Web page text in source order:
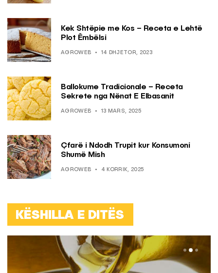
Kek Shtëpie me Kos – Receta e Lehtë
Plot Ëmbëlsi
AGROWEB 14 DHJETOR, 2023
Ballokume Tradicionale – Receta
Sekrete nga Nënat E Elbasanit
AGROWEB 13 MARS, 2025
Çfarë i Ndodh Trupit kur Konsumoni
Shumë Mish
AGROWEB 4 KORRIK, 2025
KËSHILLA E DITËS